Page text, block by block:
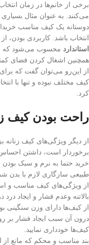
برخی از خانم‌ها در زمان
می‌کنند. به عنوان مثال
دوستانه یک کیف مناسب
انتخاب باشد. کاربردی بودن،
استاندارد محسوب می‌شود که
همچنین اشغال کردن فضای
از این‌رو می‌توان گفت که برای
کیف مختلف نبوده و تنها با
کرد.
راحت بودن کیف
از دیگر ویژگی‌های کیف زنانه
برخوردار است، داشتن
خرید حتما به نرم و سبک
طبیعی سازگاری لازم با بدن
از ویژگی‌های کیف مناسب و
بالاتنه وعدم فشار و ایجاد درد
از کیف‌ها دارای وزن سنگینی
درون آن سبب ایجاد فشار بر
کیف‌ها خودداری نمایید.
بند مناسب و محکم که مانع